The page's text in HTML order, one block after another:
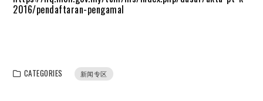
2016/pendaftaran-pengamal
CATEGORIES 新闻专区